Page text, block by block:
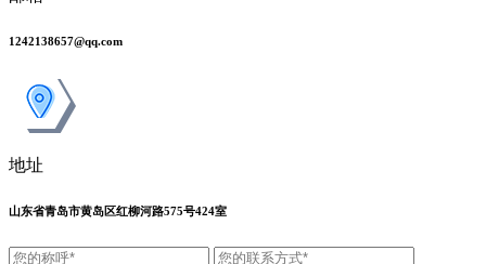
1242138657@qq.com
地址
山东省青岛市黄岛区红柳河路575号424室